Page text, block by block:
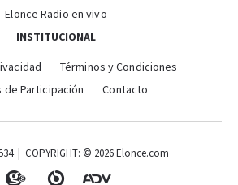
Elonce Radio en vivo
INSTITUCIONAL
Términos y Condiciones
de Participación
Contacto
| COPYRIGHT: © 2026 Elonce.com